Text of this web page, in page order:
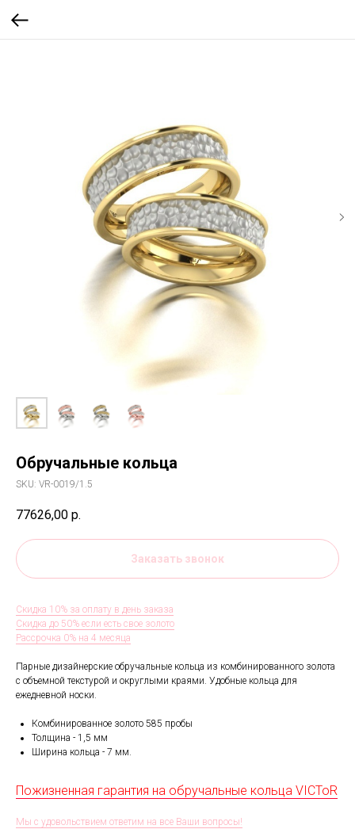
Обручальные кольца
SKU: VR-0019/1.5
77626,00 р.
Заказать звонок
Скидка 10% за оплату в день заказа
Скидка до 50% если есть свое золото
Рассрочка 0% на 4 месяца
Парные дизайнерские обручальные кольца из комбинированного золота
с объемной текстурой и округлыми краями. Удобные кольца для
ежедневной носки.
Комбинированное золото 585 пробы
Толщина - 1,5 мм
Ширина кольца - 7 мм.
Пожизненная гарантия на обручальные кольца VICToR
Мы с удовольствием ответим на все Ваши вопросы!